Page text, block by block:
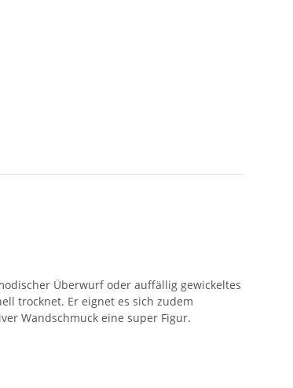
Überwurf oder auffällig gewickeltes
trocknet. Er eignet es sich zudem
Wandschmuck eine super Figur.